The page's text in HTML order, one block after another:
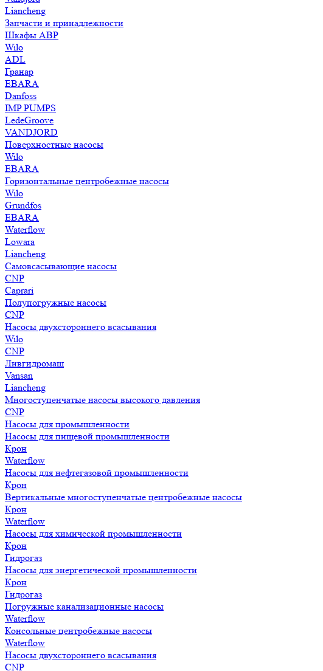
Liancheng
Запчасти и принадлежности
Шкафы АВР
Wilo
ADL
Гранар
EBARA
Danfoss
IMP PUMPS
LedeGroove
VANDJORD
Поверхностные насосы
Wilo
EBARA
Горизонтальные центробежные насосы
Wilo
Grundfos
EBARA
Waterflow
Lowara
Liancheng
Самовсасывающие насосы
CNP
Caprari
Полупогружные насосы
CNP
Насосы двухстороннего всасывания
Wilo
CNP
Ливгидромаш
Vansan
Liancheng
Многоступенчатые насосы высокого давления
CNP
Насосы для промышленности
Насосы для пищевой промышленности
Крон
Waterflow
Насосы для нефтегазовой промышленности
Крон
Вертикальные многоступенчатые центробежные насосы
Крон
Waterflow
Насосы для химической промышленности
Крон
Гидрогаз
Насосы для энергетической промышленности
Крон
Гидрогаз
Погружные канализационные насосы
Waterflow
Консольные центробежные насосы
Waterflow
Насосы двухстороннего всасывания
CNP